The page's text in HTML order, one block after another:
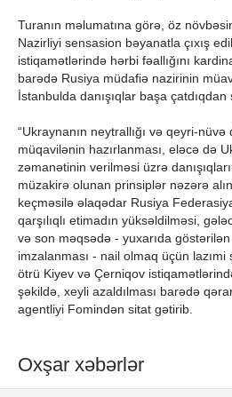
Turanın məlumatına görə, öz
Nazirliyi sensasion bəyanatla çıxış
istiqamətlərində hərbi fəallığını
barədə Rusiya müdafiə nazirinin
İstanbulda danışıqlar başa çatdıqdan
“Ukraynanın neytrallığı və qeyri-
müqavilənin hazırlanması, eləcə də
zəmanətinin verilməsi üzrə
müzakirə olunan prinsiplər nəzərə
keçməsilə əlaqədar Rusiya
qarşılıqlı etimadın yüksəldilməsi,
və son məqsədə - yuxarıda göstərilən
imzalanması - nail olmaq üçün lazımi
ötrü Kiyev və Çerniqov
şəkildə, xeyli azaldılması barədə
agentliyi Fomindən sitat gətirib.
Oxşar xəbərlər